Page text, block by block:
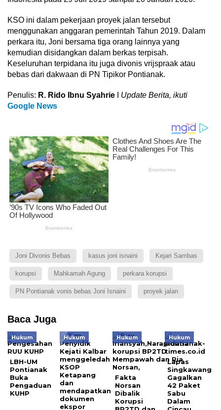
KSO ini dalam pekerjaan proyek jalan tersebut
menggunakan anggaran pemerintah Tahun 2019. Dalam
perkara itu, Joni bersama tiga orang lainnya yang
kemudian disidangkan dalam berkas terpisah.
Keseluruhan terpidana itu juga divonis vrijspraak atau
bebas dari dakwaan di PN Tipikor Pontianak.
Penulis: R. Rido Ibnu Syahrie
Update Berita, ikuti
Google News
Joni Divonis Bebas kasus joni isnaini Kejari Sambas
korupsi Mahkamah Agung perkara korupsi
PN Pontianak vonis bebas Joni Isnaini proyek jalan
Baca Juga
Hukum
LBH-UM
Pontianak
Buka
Pengaduan
KUHP
Hukum Hukum
Fakta
Norsan
Dibalik
Korupsi
Hukum
Lapas
Singkawang
Gagalkan
42 Paket
Sabu
Dalam